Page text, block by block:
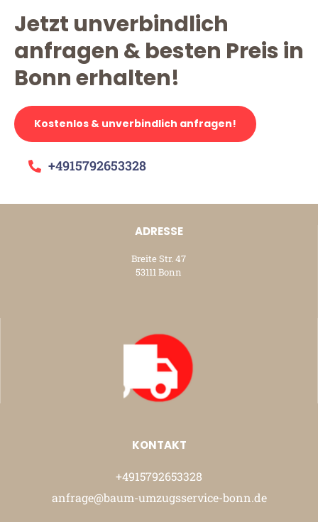
Jetzt unverbindlich
anfragen & besten Preis in
Bonn erhalten!
Kostenlos & unverbindlich anfragen!
+4915792653328
ADRESSE
Breite Str. 47
53111 Bonn
KONTAKT
+4915792653328
anfrage@baum-umzugsservice-bonn.de